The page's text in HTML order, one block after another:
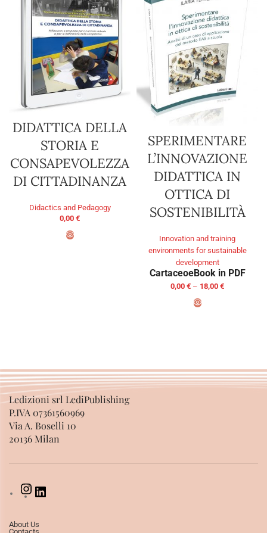
DIDATTICA DELLA
STORIA E
CONSAPEVOLEZZA
DI CITTADINANZA
Didactics and Pedagogy
0,00 €
SPERIMENTARE
L’INNOVAZIONE
DIDATTICA IN
OTTICA DI
SOSTENIBILITÀ
Innovation and training
environments for sustainable
development
CartaceoeBook in PDF
0,00 € – 18,00 €
Ledizioni srl LediPublishing
P.IVA 07361560969
Via A. Boselli 10
20136 Milan
About Us